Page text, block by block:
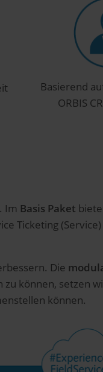
Basierend
ORBIS
Im Basis Paket
Ticketing
Die
zu können, setzen
können.